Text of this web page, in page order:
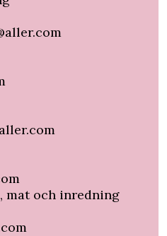
mat och inredning